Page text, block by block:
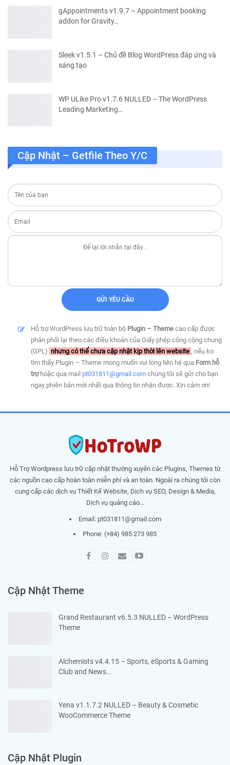
gAppointments v1.9.7 – Appointment booking
addon for Gravity…
Sleek v1.5.1 – Chủ đề Blog WordPress đáp ứng và
sáng tạo
WP ULike Pro v1.7.6 NULLED – The WordPress
Leading Marketing…
Cập Nhật – Getfile Theo Y/c
Hỗ trợ WordPress lưu trữ toàn bộ Plugin – Theme cao cấp được
phân phối lại theo các điều khoản của Giấy phép công cộng chung
(GPL) nhưng có thể chưa cập nhật kịp thời lên website , nếu ko
tìm thấy Plugin – Theme mong muốn vui lòng liên hệ qua Form hỗ
trợhoặc qua mail pt031811@gmail.com chúng tôi sẽ gửi cho bạn
ngay phiên bản mới nhất qua thông tin nhận được. Xin cảm ơn!
Hỗ Trợ Wordpress lưu trữ cập nhật thường xuyên các Plugins, Themes từ
các nguồn cao cấp hoàn toàn miễn phí và an toàn. Ngoài ra chúng tôi còn
cung cấp các dịch vụ Thiết Kế Website, Dịch vụ SEO, Design & Media,
Dịch vụ quảng cáo...
Email: pt031811@gmail.com
Phone: (+84) 985 273 985
Cập Nhật Theme
Grand Restaurant v6.5.3 NULLED – WordPress
Theme
Alchemists v4.4.15 – Sports, eSports & Gaming
Club and News…
Yena v1.1.7.2 NULLED – Beauty & Cosmetic
WooCommerce Theme
Cập Nhật Plugin